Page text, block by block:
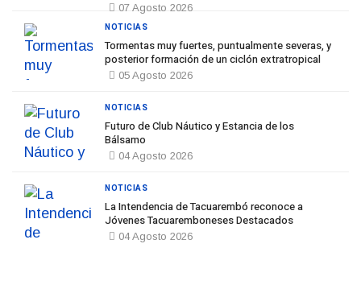
07 Agosto 2026
Tormentas muy fuertes, puntualmente severas, y
posterior formación de un ciclón extratropical
05 Agosto 2026
NOTICIAS
Futuro de Club Náutico y Estancia de los
Bálsamo
04 Agosto 2026
NOTICIAS
La Intendencia de Tacuarembó reconoce a
Jóvenes Tacuaremboneses Destacados
04 Agosto 2026
NOTICIAS